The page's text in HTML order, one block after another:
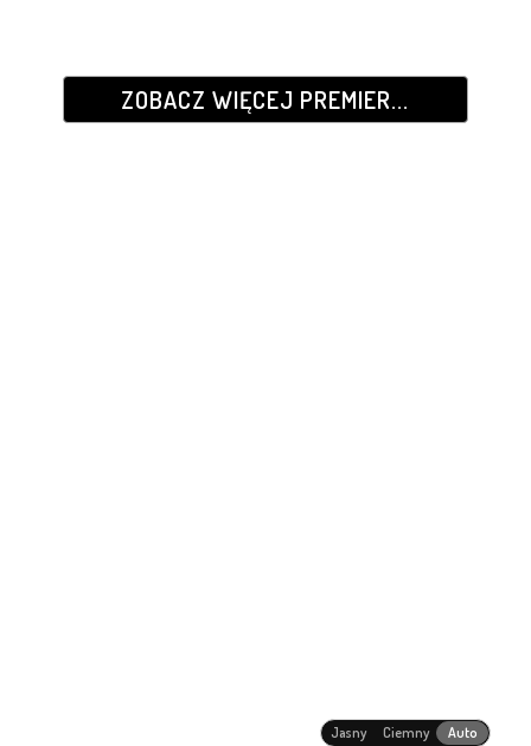
ZOBACZ WIĘCEJ PREMIER...
Jasny Ciemny Auto